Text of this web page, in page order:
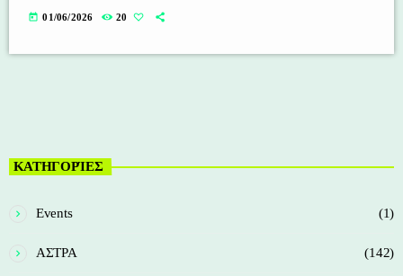
today 01/06/2026 20
ΚΑΤΗΓΟΡΊΕΣ
Events (1)
ΑΣΤΡΑ (142)